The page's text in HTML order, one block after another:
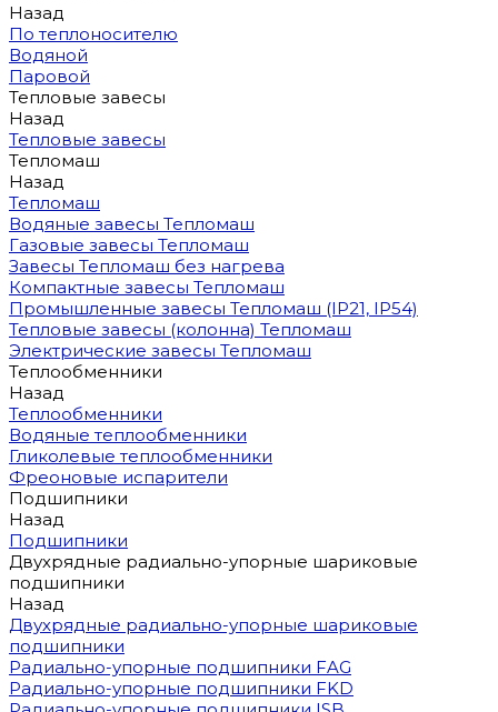
Назад
По теплоносителю
Водяной
Паровой
Тепловые завесы
Назад
Тепловые завесы
Тепломаш
Назад
Тепломаш
Водяные завесы Тепломаш
Газовые завесы Тепломаш
Завесы Тепломаш без нагрева
Компактные завесы Тепломаш
Промышленные завесы Тепломаш (IP21, IP54)
Тепловые завесы (колонна) Тепломаш
Электрические завесы Тепломаш
Теплообменники
Назад
Теплообменники
Водяные теплообменники
Гликолевые теплообменники
Фреоновые испарители
Подшипники
Назад
Подшипники
Двухрядные радиально-упорные шариковые
подшипники
Назад
Двухрядные радиально-упорные шариковые
подшипники
Радиально-упорные подшипники FAG
Радиально-упорные подшипники FKD